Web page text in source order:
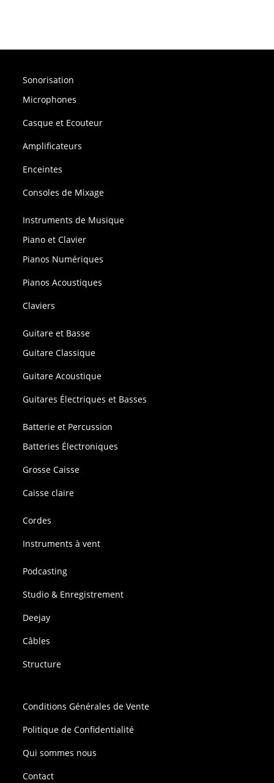
Sonorisation
Microphones
Casque et Ecouteur
Amplificateurs
Enceintes
Consoles de Mixage
Instruments de Musique
Piano et Clavier
Pianos Numériques
Pianos Acoustiques
Claviers
Guitare et Basse
Guitare Classique
Guitare Acoustique
Guitares Électriques et Basses
Batterie et Percussion
Batteries Électroniques
Grosse Caisse
Caisse claire
Cordes
Instruments à vent
Podcasting
Studio & Enregistrement
Deejay
Câbles
Structure
Conditions Générales de Vente
Politique de Confidentialité
Qui sommes nous
Contact